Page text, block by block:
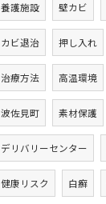
養護施設 壁カビ
カビ退治 押し入れ
治療方法 高温環境
波佐見町 素材保護
デリバリーセンター
健康リスク 白癬